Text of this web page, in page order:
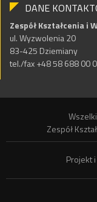
DANE
Zespół Kształcenia i
ul. Wyzwolenia 20
83-425 Dziemiany
tel./fax +48 58 688 00
Zespół
Projekt